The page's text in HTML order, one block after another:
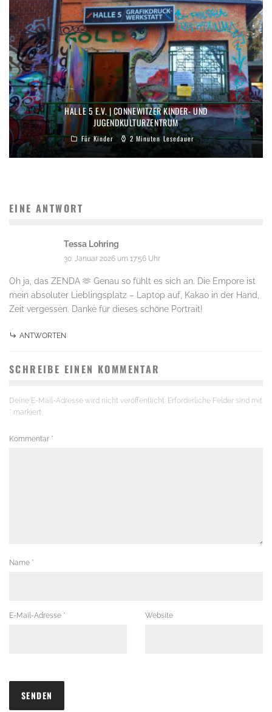
HALLE 5 E.V. | CONNEWITZER KINDER- UND
JUGENDKULTURZENTRUM
Für Kinder 2 Minuten Lesedauer
EINE ANTWORT
Tessa Lohring
30. Januar 2026 um 17:56 Uhr
Oh ja, das ZENDA 🫶 Genau so fühlt es sich an. Die Empore ist
mein absoluter Lieblingsplatz – Laptop auf, Kakao in der Hand,
Zeit vergessen. Danke für dieses schöne Portrait!
ANTWORTEN
SCHREIBE EINEN KOMMENTAR
Deine E-Mail-Adresse wird nicht veröffentlicht. Erforderliche Felder sind mit
* markiert
Kommentar *
Name *
E-Mail-Adresse * Website